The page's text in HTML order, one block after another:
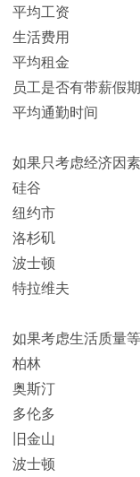
平均工资
生活费用
平均租金
员工是否有带薪假期
平均通勤时间
如果只考虑经济因
硅谷
纽约市
洛杉矶
波士顿
特拉维夫
如果考虑生活质量
柏林
奥斯汀
多伦多
旧金山
波士顿